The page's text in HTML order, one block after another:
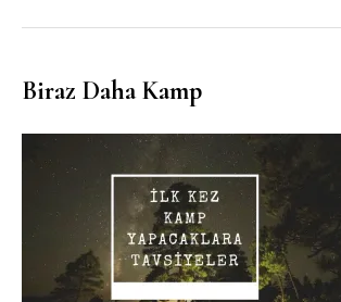
Biraz Daha Kamp